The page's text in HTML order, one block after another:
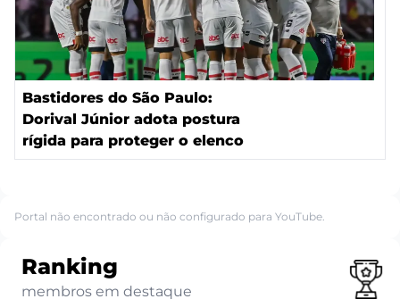
Bastidores do São Paulo:
Dorival Júnior adota postura
rígida para proteger o elenco
Portal não encontrado ou não configurado para YouTube.
Ranking
membros em destaque